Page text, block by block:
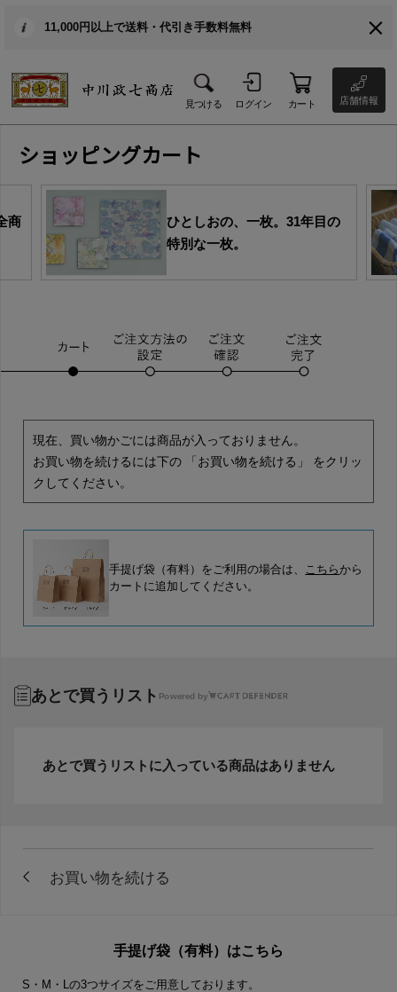
11,000円以上で送料・代引き手数料無料
見つける ログイン カート 店舗情報
ショッピングカート
商
ひとしおの、一枚。31年目の
特別な一枚。
現在、買い物かごには商品が入っておりません。
お買い物を続けるには下の 「お買い物を続ける」 をクリッ
クしてください。
手提げ袋（有料）をご利用の場合は、 こちらから
カートに追加してください。
あとで買うリスト Powered by
あとで買うリストに入っている商品はありません
手提げ袋（有料）はこちら
S・M・Lの3つサイズをご用意しております。